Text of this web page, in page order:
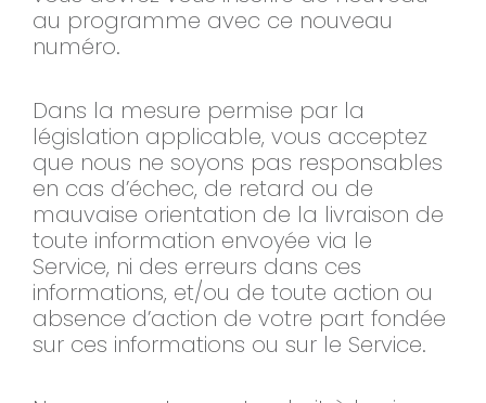
au programme avec ce nouveau
numéro.
Dans la mesure permise par la
législation applicable, vous acceptez
que nous ne soyons pas responsables
en cas d’échec, de retard ou de
mauvaise orientation de la livraison de
toute information envoyée via le
Service, ni des erreurs dans ces
informations, et/ou de toute action ou
absence d’action de votre part fondée
sur ces informations ou sur le Service.